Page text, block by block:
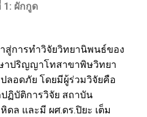
1: ผักกูด
การทำวิจัยวิทยานิพนธ์ของ
าปริญญาโทสาขาพิษวิทยา
ลอดภัย โดยมีผู้ร่วมวิจัยคือ
ฏิบัติการวิจัย สถาบัน
ล และมี ผศ.ดร.ปิยะ เต็ม